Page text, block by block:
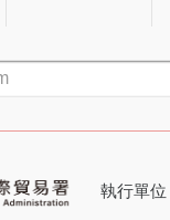
執行單位